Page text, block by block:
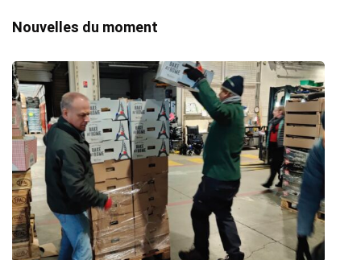
Nouvelles du moment